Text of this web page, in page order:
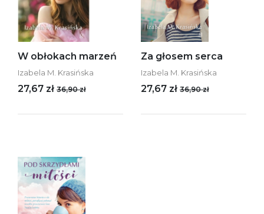
W obłokach marzeń
Izabela M. Krasińska
27,67 zł 36,90 zł
Za głosem serca
Izabela M. Krasińska
27,67 zł 36,90 zł